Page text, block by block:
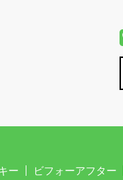
ー ビフォーアフター